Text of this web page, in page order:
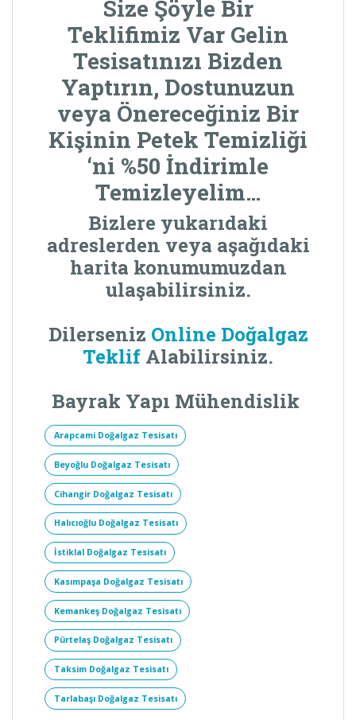
Size Şöyle Bir
Teklifimiz Var Gelin
Tesisatınızı Bizden
Yaptırın, Dostunuzun
veya Önereceğiniz Bir
Kişinin Petek Temizliği
‘ni %50 İndirimle
Temizleyelim…
Bizlere yukarıdaki
adreslerden veya aşağıdaki
harita konumumuzdan
ulaşabilirsiniz.
Dilerseniz Online Doğalgaz
Teklif Alabilirsiniz.
Bayrak Yapı Mühendislik
Arapcami Doğalgaz Tesisatı
Beyoğlu Doğalgaz Tesisatı
Cihangir Doğalgaz Tesisatı
Halıcıoğlu Doğalgaz Tesisatı
İstiklal Doğalgaz Tesisatı
Kasımpaşa Doğalgaz Tesisatı
Kemankeş Doğalgaz Tesisatı
Pürtelaş Doğalgaz Tesisatı
Taksim Doğalgaz Tesisatı
Tarlabaşı Doğalgaz Tesisatı